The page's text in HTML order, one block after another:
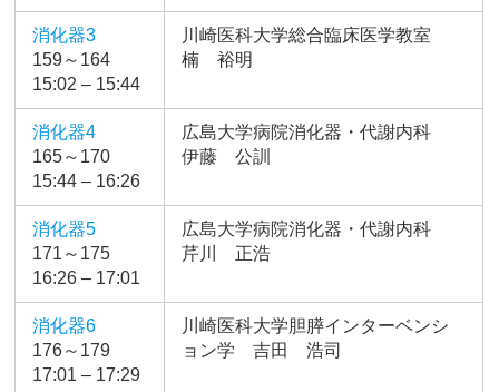
消化器3
159～164
15:02 – 15:44
川崎医科大学総合臨床医学教室
楠 裕明
消化器4
165～170
15:44 – 16:26
広島大学病院消化器・代謝内科
伊藤 公訓
消化器5
171～175
16:26 – 17:01
広島大学病院消化器・代謝内科
芹川 正浩
消化器6
176～179
17:01 – 17:29
川崎医科大学胆膵インターベンシ
ョン学 吉田 浩司